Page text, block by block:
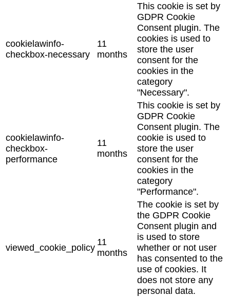
cookielawinfo-
checkbox-necessary
11
months
This cookie is set by
GDPR Cookie
Consent plugin. The
cookies is used to
store the user
consent for the
cookies in the
category
"Necessary".
cookielawinfo-
checkbox-
performance
11
months
This cookie is set by
GDPR Cookie
Consent plugin. The
cookie is used to
store the user
consent for the
cookies in the
category
"Performance".
viewed_cookie_policy
11
months
The cookie is set by
the GDPR Cookie
Consent plugin and
is used to store
whether or not user
has consented to the
use of cookies. It
does not store any
personal data.